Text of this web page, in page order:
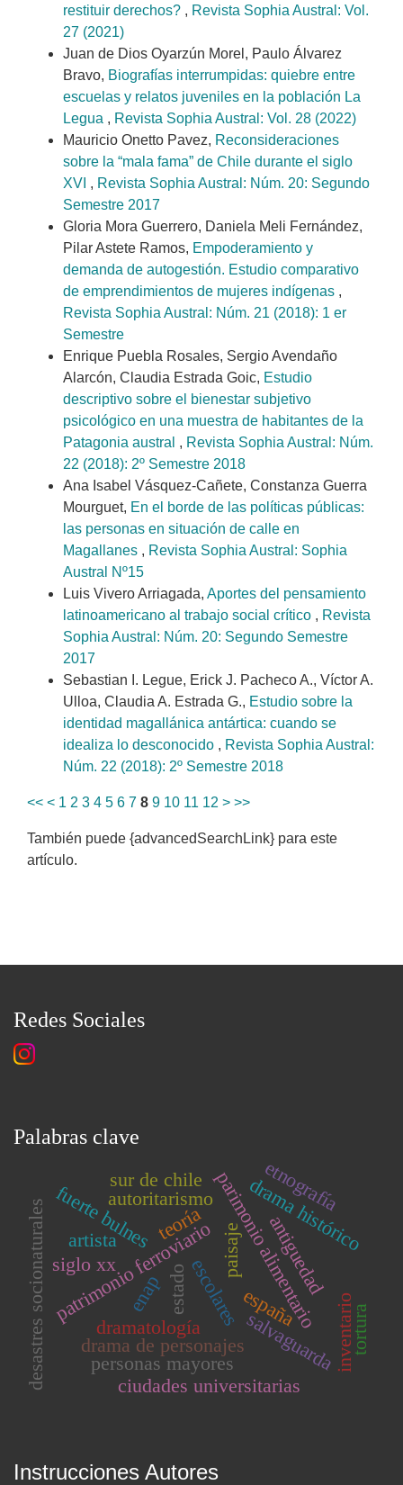
restituir derechos? , Revista Sophia Austral: Vol.
27 (2021)
Juan de Dios Oyarzún Morel, Paulo Álvarez
Bravo, Biografías interrumpidas: quiebre entre
escuelas y relatos juveniles en la población La
Legua , Revista Sophia Austral: Vol. 28 (2022)
Mauricio Onetto Pavez, Reconsideraciones
sobre la “mala fama” de Chile durante el siglo
XVI , Revista Sophia Austral: Núm. 20: Segundo
Semestre 2017
Gloria Mora Guerrero, Daniela Meli Fernández,
Pilar Astete Ramos, Empoderamiento y
demanda de autogestión. Estudio comparativo
de emprendimientos de mujeres indígenas ,
Revista Sophia Austral: Núm. 21 (2018): 1 er
Semestre
Enrique Puebla Rosales, Sergio Avendaño
Alarcón, Claudia Estrada Goic, Estudio
descriptivo sobre el bienestar subjetivo
psicológico en una muestra de habitantes de la
Patagonia austral , Revista Sophia Austral: Núm.
22 (2018): 2º Semestre 2018
Ana Isabel Vásquez-Cañete, Constanza Guerra
Mourguet, En el borde de las políticas públicas:
las personas en situación de calle en
Magallanes , Revista Sophia Austral: Sophia
Austral Nº15
Luis Vivero Arriagada, Aportes del pensamiento
latinoamericano al trabajo social crítico , Revista
Sophia Austral: Núm. 20: Segundo Semestre
2017
Sebastian I. Legue, Erick J. Pacheco A., Víctor A.
Ulloa, Claudia A. Estrada G., Estudio sobre la
identidad magallánica antártica: cuando se
idealiza lo desconocido , Revista Sophia Austral:
Núm. 22 (2018): 2º Semestre 2018
<< < 1 2 3 4 5 6 7 8 9 10 11 12 > >>
También puede {advancedSearchLink} para este
artículo.
Redes Sociales
Palabras clave
escolares
parimonio alimentario
patrimonio ferroviario
dramatología
drama de personajes
drama histórico
fuerte bulnes
desastres socionaturales personas mayores salvaguarda
antiguedad
inventario
estado
autoritarismo
siglo xx
españa
ciudades universitarias
etnografía
paisaje
enap
sur de chile
tortura
teoría
artista
Instrucciones Autores